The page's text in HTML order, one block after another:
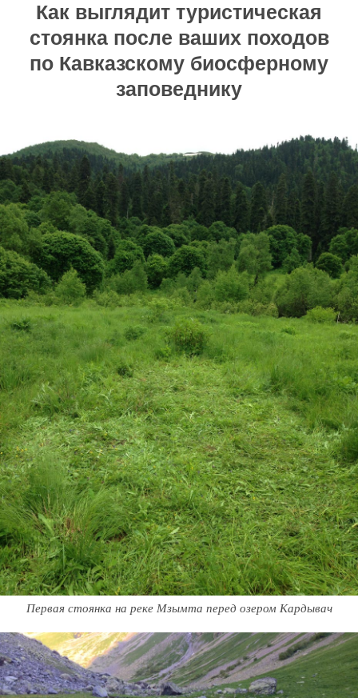
Как выглядит туристическая
стоянка после ваших походов
по Кавказскому биосферному
заповеднику
Первая стоянка на реке Мзымта перед озером Кардывач